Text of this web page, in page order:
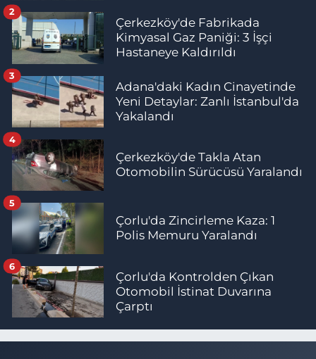
Çerkezköy'de Fabrikada
Kimyasal Gaz Paniği: 3 İşçi
Hastaneye Kaldırıldı
2
Adana'daki Kadın Cinayetinde
Yeni Detaylar: Zanlı İstanbul'da
Yakalandı
3
Çerkezköy'de Takla Atan
Otomobilin Sürücüsü Yaralandı
4
Çorlu'da Zincirleme Kaza: 1
Polis Memuru Yaralandı
5
Çorlu'da Kontrolden Çıkan
Otomobil İstinat Duvarına
Çarptı
6